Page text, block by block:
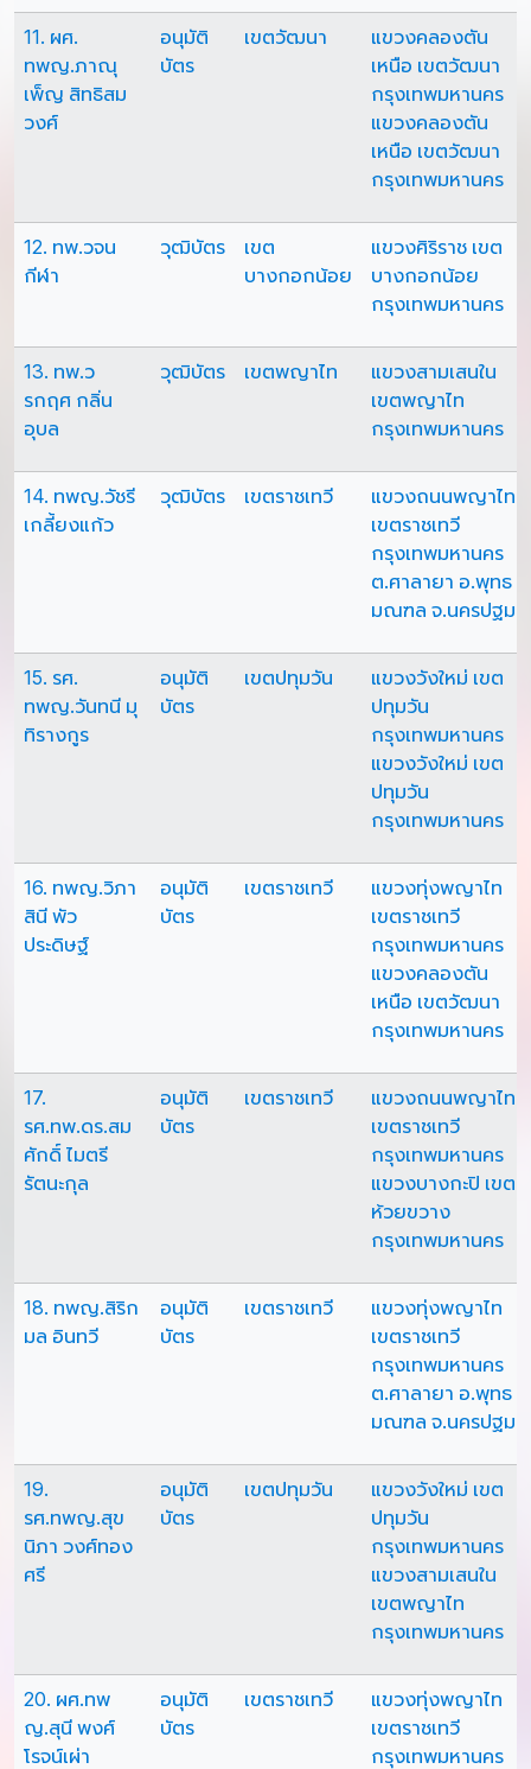
11. ผศ.
ทพญ.ภาณุ
เพ็ญ สิทธิสม
วงศ์
อนุมัติ
บัตร
เขตวัฒนา
แขวงคลองตัน
เหนือ เขตวัฒนา
กรุงเทพมหานคร
แขวงคลองตัน
เหนือ เขตวัฒนา
กรุงเทพมหานคร
12. ทพ.วจน
กีฬา
วุฒิบัตร
เขต
บางกอกน้อย
แขวงศิริราช เขต
บางกอกน้อย
กรุงเทพมหานคร
13. ทพ.ว
รกฤศ กลิ่น
อุบล
วุฒิบัตร เขตพญาไท
แขวงสามเสนใน
เขตพญาไท
กรุงเทพมหานคร
14. ทพญ.วัชรี
เกลี้ยงแก้ว
วุฒิบัตร เขตราชเทวี
แขวงถนนพญาไท
เขตราชเทวี
กรุงเทพมหานคร
ต.ศาลายา อ.พุทธ
มณฑล จ.นครปฐม
15. รศ.
ทพญ.วันทนี มุ
ทิรางกูร
อนุมัติ
บัตร
เขตปทุมวัน
แขวงวังใหม่ เขต
ปทุมวัน
กรุงเทพมหานคร
แขวงวังใหม่ เขต
ปทุมวัน
กรุงเทพมหานคร
16. ทพญ.วิภา
สินี พัว
ประดิษฐ์
อนุมัติ
บัตร
เขตราชเทวี
แขวงทุ่งพญาไท
เขตราชเทวี
กรุงเทพมหานคร
แขวงคลองตัน
เหนือ เขตวัฒนา
กรุงเทพมหานคร
17.
รศ.ทพ.ดร.สม
ศักดิ์ ไมตรี
รัตนะกุล
อนุมัติ
บัตร
เขตราชเทวี
แขวงถนนพญาไท
เขตราชเทวี
กรุงเทพมหานคร
แขวงบางกะปิ เขต
ห้วยขวาง
กรุงเทพมหานคร
18. ทพญ.สิริก
มล อินทวี
อนุมัติ
บัตร
เขตราชเทวี
แขวงทุ่งพญาไท
เขตราชเทวี
กรุงเทพมหานคร
ต.ศาลายา อ.พุทธ
มณฑล จ.นครปฐม
19.
รศ.ทพญ.สุข
นิภา วงศ์ทอง
ศรี
อนุมัติ
บัตร
เขตปทุมวัน
แขวงวังใหม่ เขต
ปทุมวัน
กรุงเทพมหานคร
แขวงสามเสนใน
เขตพญาไท
กรุงเทพมหานคร
20. ผศ.ทพ​
ญ.สุนี พงศ์
โรจน์เผ่า
อนุมัติ
บัตร
เขตราชเทวี
แขวงทุ่งพญาไท
เขตราชเทวี
กรุงเทพมหานคร